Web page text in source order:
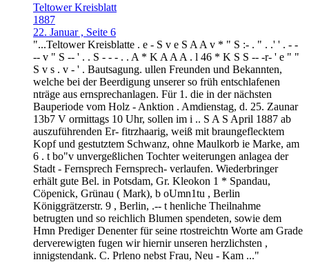
Teltower Kreisblatt
1887
22. Januar , Seite 6
"...Teltower Kreisblatte . e - S v e S A A v * " S :- . " . .' ' . - -
-- v " S -- ' . . S - - - . . A * K A A A . l 46 * K S S -- -r- ' e " "
S v s . v - ' . Bautsagung. ullen Freunden und Bekannten,
welche bei der Beerdigung unserer so früh entschlafenen
nträge aus ernsprechanlagen. Für 1. die in der nächsten
Bauperiode vom Holz - Anktion . Amdienstag, d. 25. Zaunar
13b7 V ormittags 10 Uhr, sollen im i .. S A S April 1887 ab
auszuführenden Er- fitrzhaarig, weiß mit braungeflecktem
Kopf und gestutztem Schwanz, ohne Maulkorb ie Marke, am
6 . t bo"v unvergeßlichen Tochter weiterungen anlagea der
Stadt - Fernsprech Fernsprech- verlaufen. Wiederbringer
erhält gute Bel. in Potsdam, Gr. Kleokon 1 * Spandau,
Cöpenick, Grünau ( Mark), b oUmn1tu , Berlin
Königgrätzerstr. 9 , Berlin, .-- t henliche Theilnahme
betrugten und so reichlich Blumen spendeten, sowie dem
Hmn Prediger Denenter für seine rtostreichtn Worte am Grade
derverewigten fugen wir hiernir unseren herzlichsten ,
innigstendank. C. Prleno nebst Frau, Neu - Kam ..."